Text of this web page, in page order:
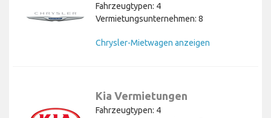
Fahrzeugtypen: 4
Vermietungsunternehmen: 8
Chrysler-Mietwagen anzeigen
Kia Vermietungen
Fahrzeugtypen: 4